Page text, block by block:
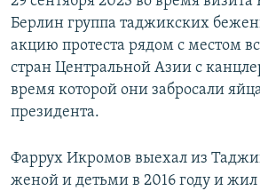
Берлин группа таджикских
акцию протеста рядом с местом
стран Центральной Азии с
время которой они забросали
президента.
Фаррух Икромов выехал из
женой и детьми в 2016 году и